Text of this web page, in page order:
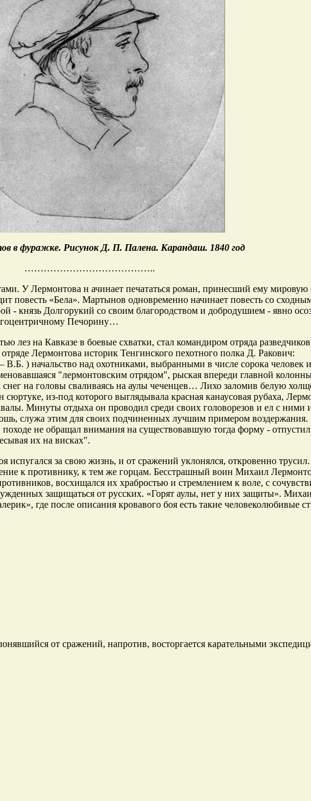
в фуражке. Рисунок Д. П. Палена. Карандаш. 1840 год
…………………………………..
У Лермонтова н ачинает печататься роман, принесший ему мировую
повесть «Бела». Мартынов одновременно начинает повесть со
- князь Долгорукий со своим благородством и добродушием - явно
Печорину…
лез на Кавказе в боевые схватки, стал командиром отряда
Лермонтова историк Тенгинского пехотного полка Д. Ракович:
) начальство над охотниками, выбранными в числе сорока человек
"лермонтовским отрядом", рыская впереди главной
снег на головы сваливаясь на аулы чеченцев… Лихо заломив белую
сюртуке, из-под которого выглядывала красная канаусовая рубаха,
Минуты отдыха он проводил среди своих головорезов и ел с ними
служа этим для своих подчиненных лучшим примером воздержания.
не обращал внимания на существовавшую тогда форму -
их на висках".
испугался за свою жизнь, и от сражений уклонялся, откровенно
к противнику, к тем же горцам. Бесстрашный воин Михаил
восхищался их храбростью и стремлением к воле, с
защищаться от русских. «Горят аулы, нет у них защиты».
где после описания кровавого боя есть такие человеколюбивые
от сражений, напротив, восторгается карательными